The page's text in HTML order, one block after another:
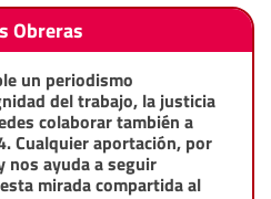
Obreras
un periodismo
del trabajo, la justicia
colaborar también a
Cualquier aportación, por
nos ayuda a seguir
mirada compartida al